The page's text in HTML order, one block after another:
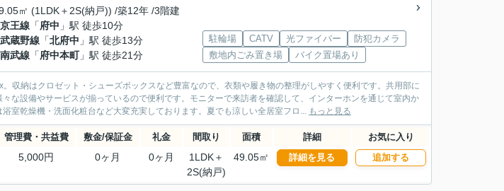
㎡ (1LDK＋2S(納戸)) /築12年 /3階建
京王線 「府中 」駅 徒歩10分
武蔵野線 「北府中 」駅 徒歩13分
南武線 「府中本町」駅 徒歩21分
駐輪場 CATV 光ファイバー
防犯カメラ
敷地内ごみ置き場
バイク置場あり
収納はクロゼット・シューズボックスなど豊富なので、衣類や履き物の整理がしやすく便利です。共用部に
な設備やサービスが揃っているので便利です。モニターで来訪者を確認して、インターホンを通じて室内か
室乾燥機・洗面化粧台など大変充実しております。夏でも涼しい全居室フロ... もっと見る
管理費・共益費 敷金/保証金 礼金 間取り 面積 詳細 お気に入り
5,000円 0ヶ月 0ヶ月
1LDK＋
2S(納戸)
49.05㎡ 詳細を見る 追加する